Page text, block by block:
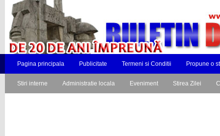
Pagina principala Publicitate Termeni si Conditii Propune o
Stiri interne Administratie locala Eveniment Stirea Zilei